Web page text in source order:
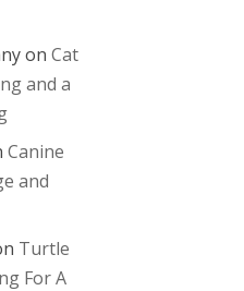
onCat
and a
Canine
and
Turtle
For A